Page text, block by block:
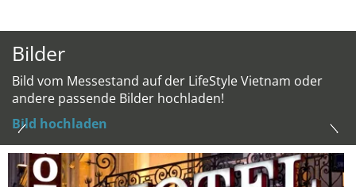
Bilder
Bild vom Messestand auf der LifeStyle Vietnam oder
andere passende Bilder hochladen!
Bild hochladen